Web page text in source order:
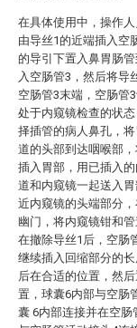
在具体使用中，操作
由导丝1的近端插入空
的导引下置入鼻胃肠
入空肠管3，然后将导
空肠管3末端，空肠管
处于内窥镜检查的状
择插管的病人鼻孔，
道的头部到达咽喉部
插入胃部，用已插入
道和内窥镜一起送入
近内窥镜的头端部分
幽门，将内窥镜钳和
在撤除导丝1后，空肠
继续插入回缩部分的
后在合适的位置，然
置，球囊6内部与空肠
囊 6内部连接并在空